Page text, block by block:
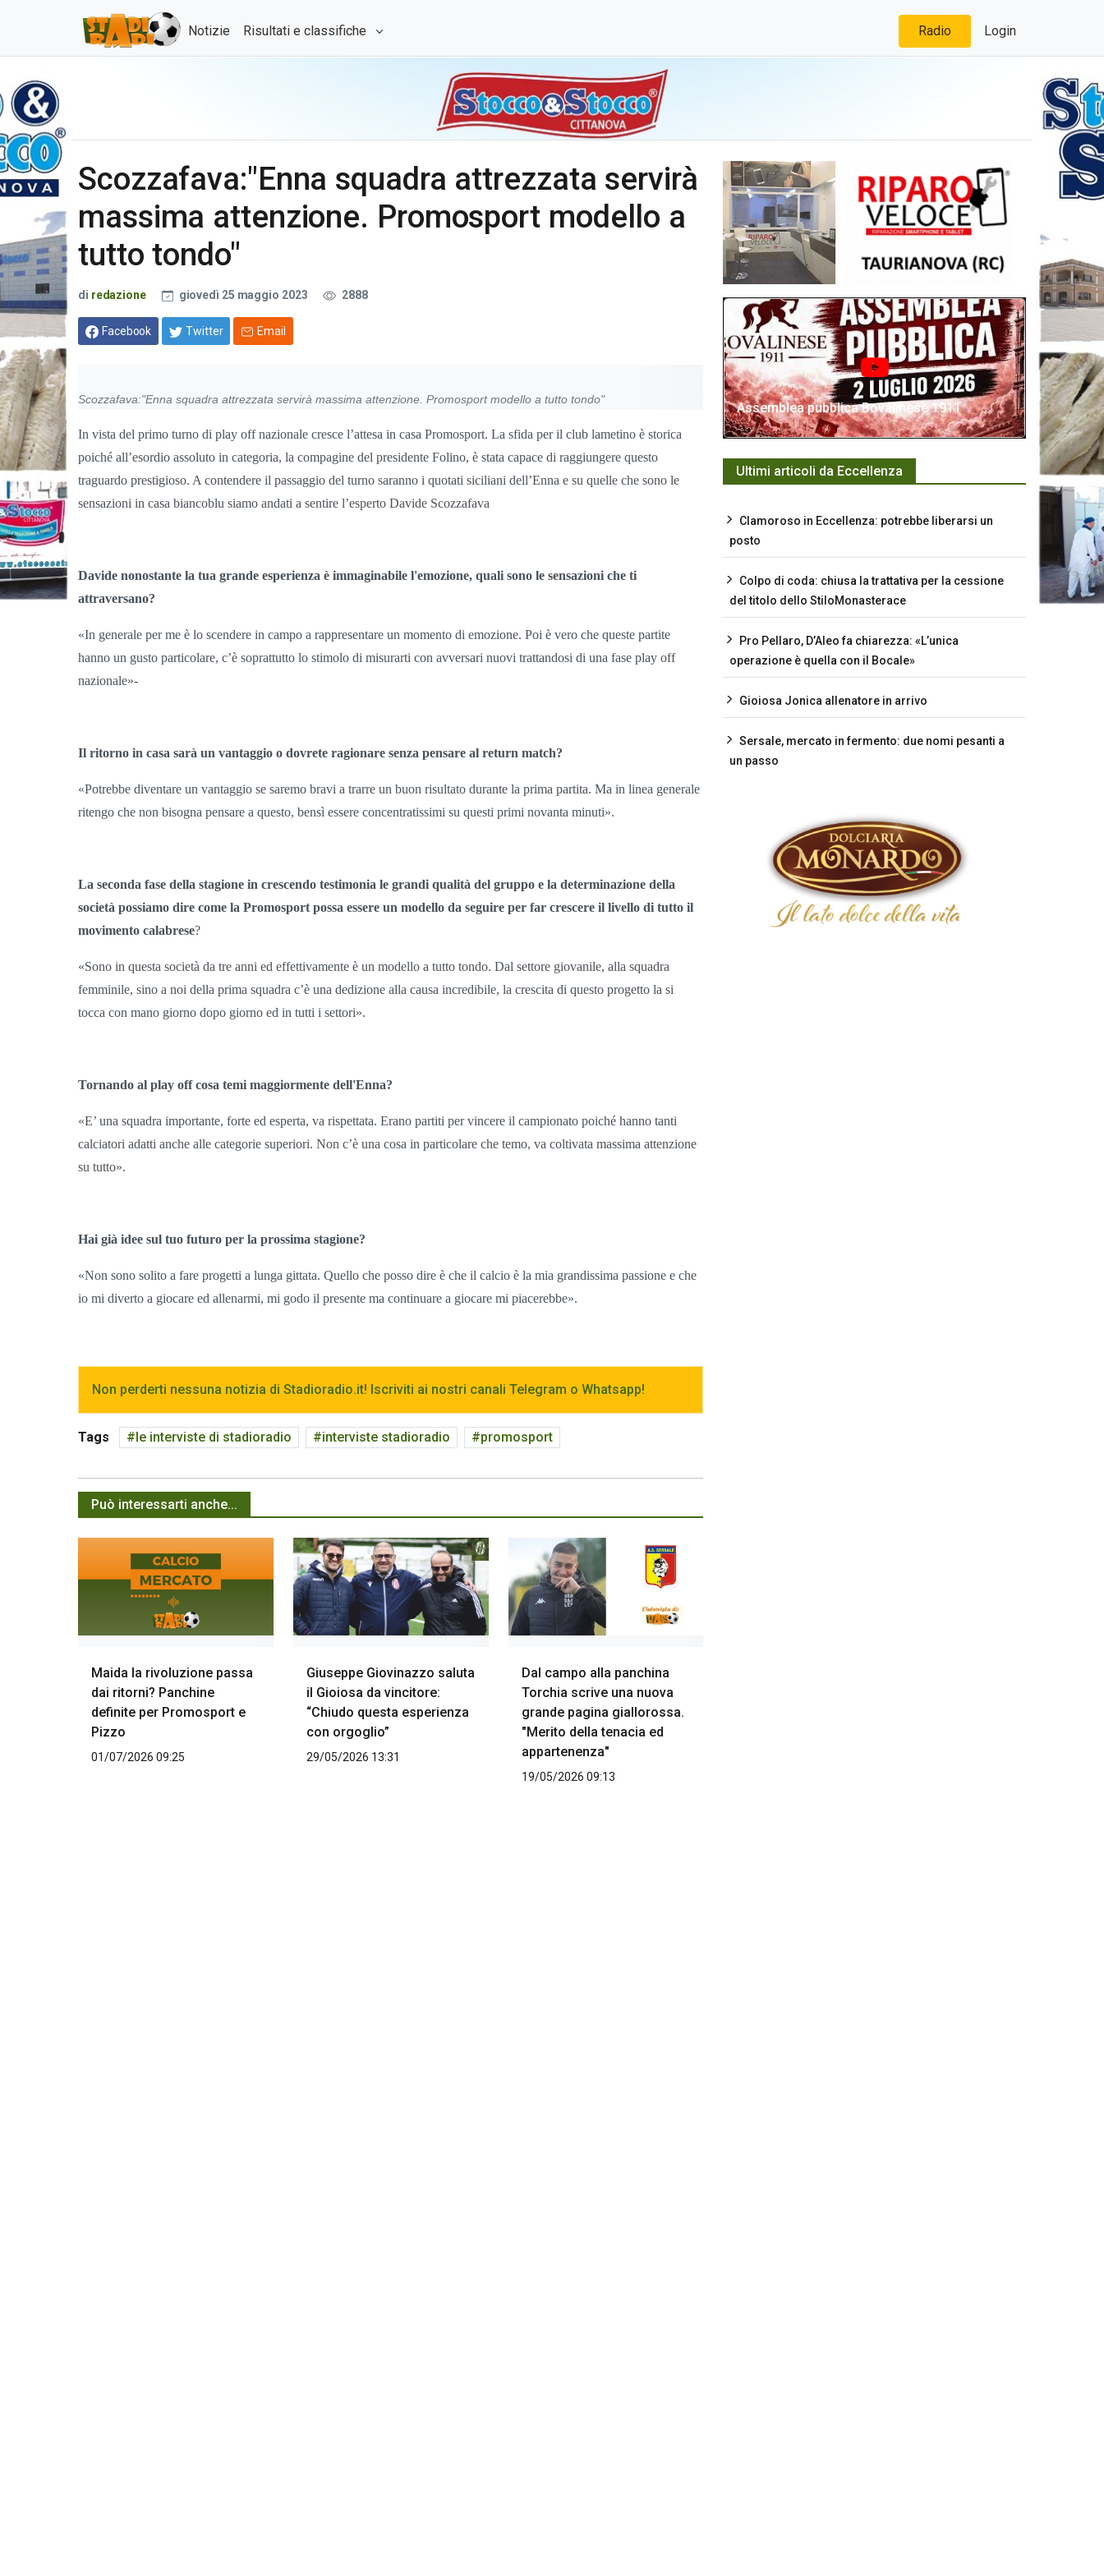
Notizie Risultati e classifiche Radio Login
Scozzafava:"Enna squadra attrezzata servirà
massima attenzione. Promosport modello a
tutto tondo"
di redazione giovedì 25 maggio 2023 2888
Facebook Twitter Email
Scozzafava:"Enna squadra attrezzata servirà massima attenzione. Promosport modello a tutto tondo"
In vista del primo turno di play off nazionale cresce l’attesa in casa Promosport. La sfida per il club lametino è storica
poiché all’esordio assoluto in categoria, la compagine del presidente Folino, è stata capace di raggiungere questo
traguardo prestigioso. A contendere il passaggio del turno saranno i quotati siciliani dell’Enna e su quelle che sono le
sensazioni in casa biancoblu siamo andati a sentire l’esperto Davide Scozzafava
Davide nonostante la tua grande esperienza è immaginabile l'emozione, quali sono le sensazioni che ti
attraversano?
«In generale per me è lo scendere in campo a rappresentare un momento di emozione. Poi è vero che queste partite
hanno un gusto particolare, c’è soprattutto lo stimolo di misurarti con avversari nuovi trattandosi di una fase play off
nazionale»-
Il ritorno in casa sarà un vantaggio o dovrete ragionare senza pensare al return match?
«Potrebbe diventare un vantaggio se saremo bravi a trarre un buon risultato durante la prima partita. Ma in linea generale
ritengo che non bisogna pensare a questo, bensì essere concentratissimi su questi primi novanta minuti».
La seconda fase della stagione in crescendo testimonia le grandi qualità del gruppo e la determinazione della
società possiamo dire come la Promosport possa essere un modello da seguire per far crescere il livello di tutto il
movimento calabrese?
«Sono in questa società da tre anni ed effettivamente è un modello a tutto tondo. Dal settore giovanile, alla squadra
femminile, sino a noi della prima squadra c’è una dedizione alla causa incredibile, la crescita di questo progetto la si
tocca con mano giorno dopo giorno ed in tutti i settori».
Tornando al play off cosa temi maggiormente dell'Enna?
«E’ una squadra importante, forte ed esperta, va rispettata. Erano partiti per vincere il campionato poiché hanno tanti
calciatori adatti anche alle categorie superiori. Non c’è una cosa in particolare che temo, va coltivata massima attenzione
su tutto».
Hai già idee sul tuo futuro per la prossima stagione?
«Non sono solito a fare progetti a lunga gittata. Quello che posso dire è che il calcio è la mia grandissima passione e che
io mi diverto a giocare ed allenarmi, mi godo il presente ma continuare a giocare mi piacerebbe».
Non perderti nessuna notizia di Stadioradio.it! Iscriviti ai nostri canali Telegram o Whatsapp!
Tags le interviste di stadioradio interviste stadioradio promosport
Può interessarti anche...
Maida la rivoluzione passa
dai ritorni? Panchine
definite per Promosport e
Pizzo
01/07/2026 09:25
Giuseppe Giovinazzo saluta
il Gioiosa da vincitore:
“Chiudo questa esperienza
con orgoglio”
29/05/2026 13:31
Dal campo alla panchina
Torchia scrive una nuova
grande pagina giallorossa.
"Merito della tenacia ed
appartenenza"
19/05/2026 09:13
Assemblea pubblica Bovalinese 1911
Ultimi articoli da Eccellenza
Clamoroso in Eccellenza: potrebbe liberarsi un
posto
Colpo di coda: chiusa la trattativa per la cessione
del titolo dello StiloMonasterace
Pro Pellaro, D’Aleo fa chiarezza: «L’unica
operazione è quella con il Bocale»
Gioiosa Jonica allenatore in arrivo
Sersale, mercato in fermento: due nomi pesanti a
un passo